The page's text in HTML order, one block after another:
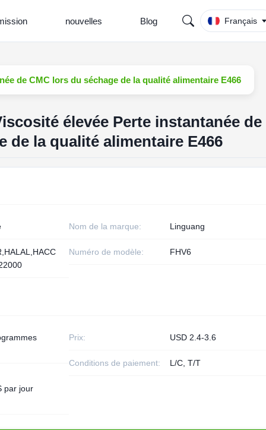
nouvelles Blog Français
de CMC lors du séchage de la qualité alimentaire E466
élevée Perte instantanée de
de la qualité alimentaire E466
Nom de la marque: Linguang
Numéro de modèle: FHV6
Prix: USD 2.4-3.6
Conditions de paiement: L/C, T/T
par jour